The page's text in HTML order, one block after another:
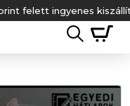
felett ingyenes kiszállítás!